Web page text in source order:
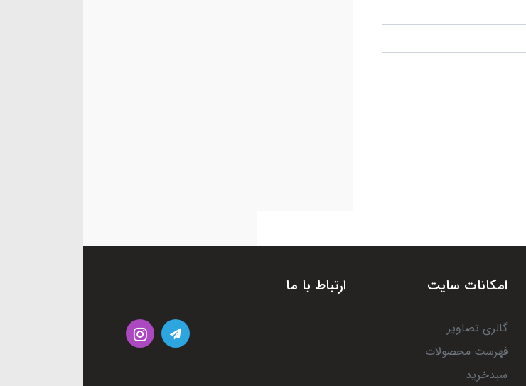
امکانات سایت
گالری تصاویر
فهرست محصولات
سبدخرید
ارتباط با ما